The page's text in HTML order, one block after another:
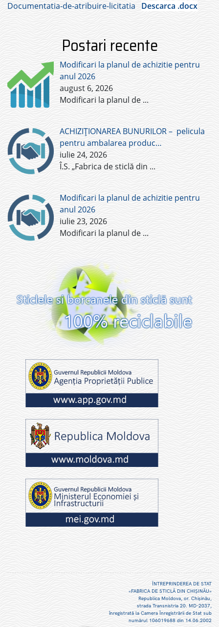
Documentatia-de-atribuire-licitatia
Descarca .docx
Postari recente
Modificari la planul de achizitie pentru
anul 2026
august 6, 2026
Modificari la planul de ...
ACHIZIȚIONAREA BUNURILOR – pelicula
pentru ambalarea produc…
iulie 24, 2026
Î.S. „Fabrica de sticlă din ...
Modificari la planul de achizitie pentru
anul 2026
iulie 23, 2026
Modificari la planul de ...
ÎNTREPRINDEREA DE STAT
«FABRICA DE STICLĂ DIN CHIŞINĂU»
Republica Moldova, or. Chişinău,
strada Transnistria 20. MD-2037,
înregistrată la Camera Înregistrării de Stat sub
numărul 106019688 din 14.06.2002